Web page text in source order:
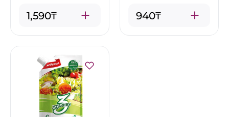
1,590₸ 940₸